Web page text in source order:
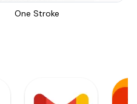
One Stroke